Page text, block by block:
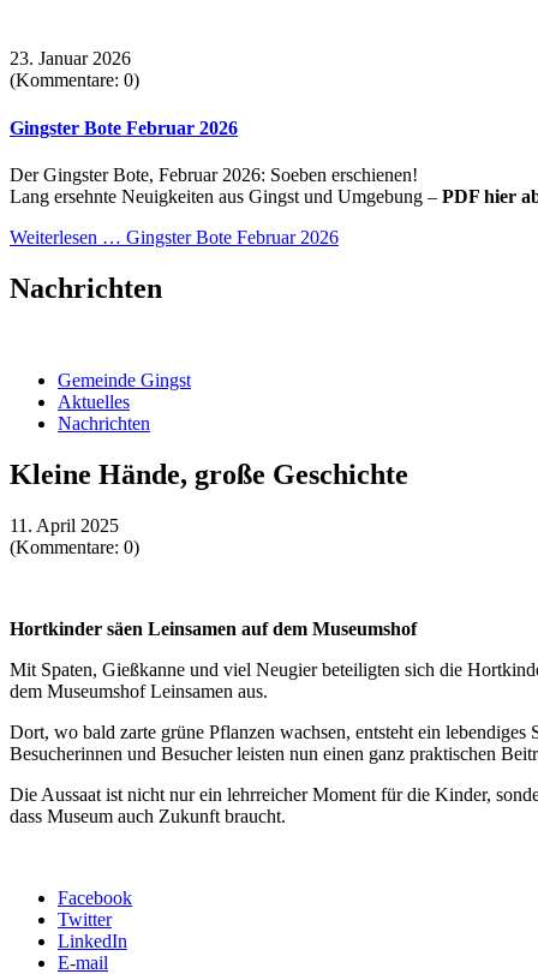
23. Januar 2026
(Kommentare: 0)
Gingster Bote Februar 2026
Der Gingster Bote, Februar 2026: Soeben erschienen!
Lang ersehnte Neuigkeiten aus Gingst und Umgebung – PDF hier
Weiterlesen … Gingster Bote Februar 2026
Nachrichten
Gemeinde Gingst
Aktuelles
Nachrichten
Kleine Hände, große Geschichte
11. April 2025
(Kommentare: 0)
Hortkinder säen Leinsamen auf dem Museumshof
Mit Spaten, Gießkanne und viel Neugier beteiligten sich die
dem Museumshof Leinsamen aus.
Dort, wo bald zarte grüne Pflanzen wachsen, entsteht ein
Besucherinnen und Besucher leisten nun einen ganz praktischen
Die Aussaat ist nicht nur ein lehrreicher Moment für die Kinder,
dass Museum auch Zukunft braucht.
Facebook
Twitter
LinkedIn
E-mail